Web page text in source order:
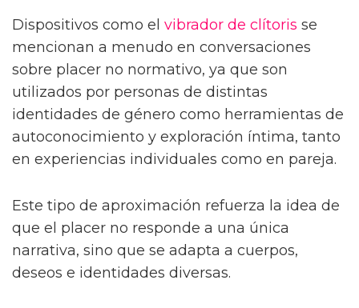
Dispositivos como el vibrador de clítoris se
mencionan a menudo en conversaciones
sobre placer no normativo, ya que son
utilizados por personas de distintas
identidades de género como herramientas de
autoconocimiento y exploración íntima, tanto
en experiencias individuales como en pareja.
Este tipo de aproximación refuerza la idea de
que el placer no responde a una única
narrativa, sino que se adapta a cuerpos,
deseos e identidades diversas.